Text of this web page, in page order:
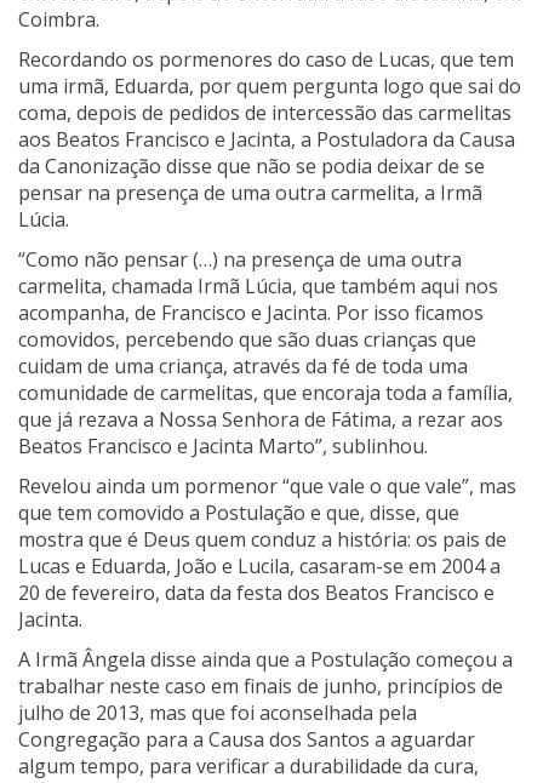
Coimbra.
Recordando os pormenores do caso de Lucas, que tem
uma irmã, Eduarda, por quem pergunta logo que sai do
coma, depois de pedidos de intercessão das carmelitas
aos Beatos Francisco e Jacinta, a Postuladora da Causa
da Canonização disse que não se podia deixar de se
pensar na presença de uma outra carmelita, a Irmã
Lúcia.
“Como não pensar (…) na presença de uma outra
carmelita, chamada Irmã Lúcia, que também aqui nos
acompanha, de Francisco e Jacinta. Por isso ficamos
comovidos, percebendo que são duas crianças que
cuidam de uma criança, através da fé de toda uma
comunidade de carmelitas, que encoraja toda a família,
que já rezava a Nossa Senhora de Fátima, a rezar aos
Beatos Francisco e Jacinta Marto”, sublinhou.
Revelou ainda um pormenor “que vale o que vale”, mas
que tem comovido a Postulação e que, disse, que
mostra que é Deus quem conduz a história: os pais de
Lucas e Eduarda, João e Lucila, casaram-se em 2004 a
20 de fevereiro, data da festa dos Beatos Francisco e
Jacinta.
A Irmã Ângela disse ainda que a Postulação começou a
trabalhar neste caso em finais de junho, princípios de
julho de 2013, mas que foi aconselhada pela
Congregação para a Causa dos Santos a aguardar
algum tempo, para verificar a durabilidade da cura,